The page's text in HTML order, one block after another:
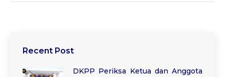
Recent Post
DKPP Periksa Ketua dan Anggota